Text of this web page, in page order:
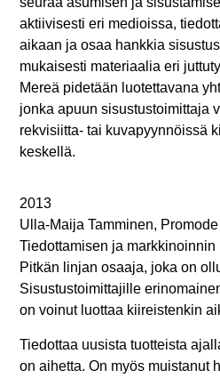
aktiivisesti eri medioissa,
aikaan ja osaa hankkia
mukaisesti materiaalia eri
Mereä pidetään luotettavana
jonka apuun sisustustoimittaja
rekvisiitta- tai kuvapyynnöissä
keskellä.
2013
Ulla-Maija Tamminen,
Tiedottamisen ja
Pitkän linjan osaaja, joka on
Sisustustoimittajille
on voinut luottaa kiireistenkin
Tiedottaa uusista tuotteista
on aihetta. On myös muistanut